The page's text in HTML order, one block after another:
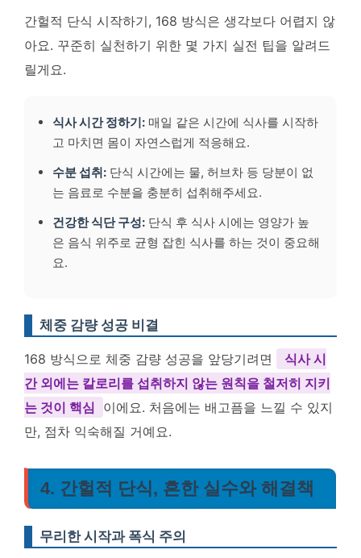
간헐적 단식 시작하기, 168 방식은 생각보다 어렵지 않
아요. 꾸준히 실천하기 위한 몇 가지 실전 팁을 알려드
릴게요.
식사 시간 정하기: 매일 같은 시간에 식사를 시작하
고 마치면 몸이 자연스럽게 적응해요.
수분 섭취: 단식 시간에는 물, 허브차 등 당분이 없
는 음료로 수분을 충분히 섭취해주세요.
건강한 식단 구성: 단식 후 식사 시에는 영양가 높
은 음식 위주로 균형 잡힌 식사를 하는 것이 중요해
요.
체중 감량 성공 비결
168 방식으로 체중 감량 성공을 앞당기려면
식사 시
간 외에는 칼로리를 섭취하지 않는 원칙을 철저히 지키
는 것이 핵심
이에요. 처음에는 배고픔을 느낄 수 있지
만, 점차 익숙해질 거예요.
4. 간헐적 단식, 흔한 실수와 해결책
무리한 시작과 폭식 주의